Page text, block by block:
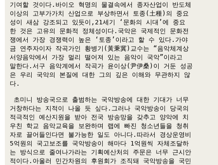
기여할 것이다.바이오 혁명의 물결속에서 종자산업이 반도체
이상의 고부가가치 산업으로 부상하면서 토종(土種)의 중요
성이 새삼 강조되고 있듯이,21세기 ‘문화의 시대’에 중요
한 것은 고유의 문화적 정체성이다.국악은 국제적인 문화전
쟁에서 가장 경쟁력이 높은 ‘토종’이라고 할 수 있다.가야
금 연주자이자 작곡가인 황병기(黃秉冀)교수는 “음악체계상
서양음악에서 가장 멀리 떨어져 있는 음악이 국악”이라고
말한다.서구 음악계에서 작곡가 윤이상(尹伊桑)이 거둔 성공
은 우리 국악의 본질에 대한 그의 깊은 이해와 무관하지 않
다.
초미니 방송국으로 출범하는 국악방송에 대한 기대가 너무
거창하다는 지적이 나올 듯 싶다.그러나 국악방송이 당국의
적극적인 예산지원을 받아 전국 방송망을 갖추고 양악에 치
우친 학교 음악교육을 보완하며 랩에 빠진 청소년들을 청취
자로 끌어들인다면 불가능한 일도 아니다.따라서 경상운영비
5억원의 국고보조를 국악방송이 해마다 1억원씩 자체조달하
는 방식으로 줄여나가라는 기획예산처의 주문은 너무 근시안
적이다.아울러 민간차원의 후원회가 조직돼 국악방송을 국민